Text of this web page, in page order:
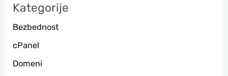
г
а
Kategorije
Bezbednost
cPanel
Domeni